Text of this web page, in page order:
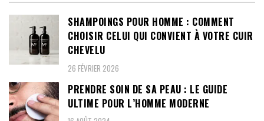
SHAMPOINGS POUR HOMME : COMMENT
CHOISIR CELUI QUI CONVIENT À VOTRE CUIR
CHEVELU
26 FÉVRIER 2026
PRENDRE SOIN DE SA PEAU : LE GUIDE
ULTIME POUR L’HOMME MODERNE